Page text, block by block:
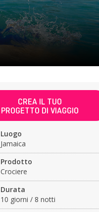
CREA IL TUO
PROGETTO DI VIAGGIO
Luogo
Jamaica
Prodotto
Crociere
Durata
10 giorni / 8 notti